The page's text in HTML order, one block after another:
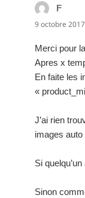
F
9 octobre
Merci pour
Apres x
En faite les
«
J’ai rien
images
Si
Sinon